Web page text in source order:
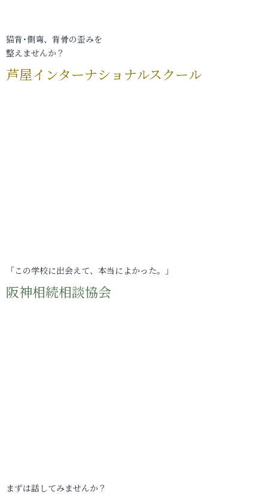
猫背･側弯、背骨の歪みを
整えませんか？
芦屋インターナショナルスクール
「この学校に出会えて、本当によかった。」
阪神相続相談協会
まずは話してみませんか？